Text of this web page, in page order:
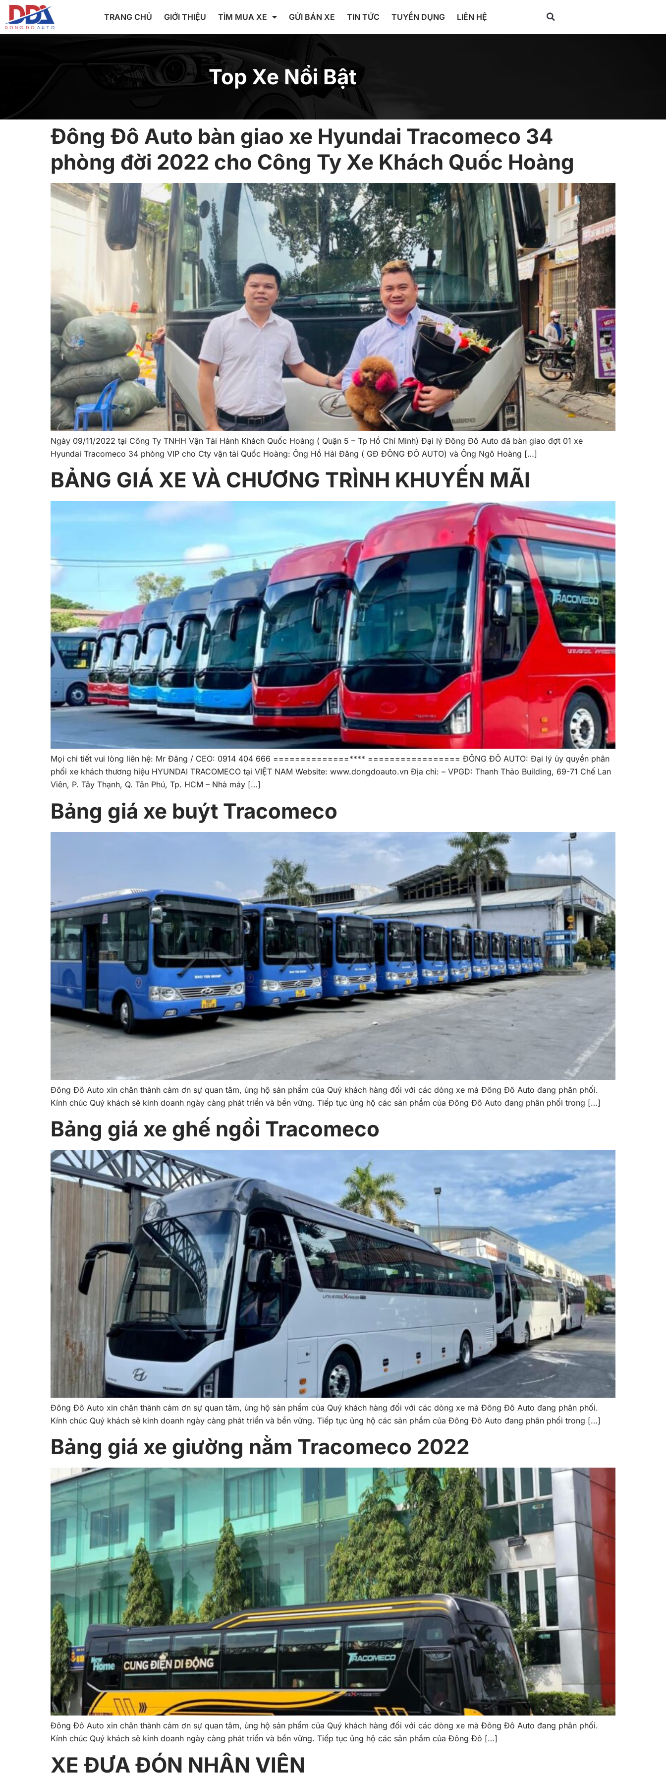
TRANG CHỦ GIỚI THIỆU TÌM MUA XE GỬI BÁN XE TIN TỨC TUYỂN DỤNG LIÊN HỆ
Top Xe Nổi Bật
Đông Đô Auto bàn giao xe Hyundai Tracomeco 34
phòng đời 2022 cho Công Ty Xe Khách Quốc Hoàng
Ngày 09/11/2022 tại Công Ty TNHH Vận Tải Hành Khách Quốc Hoàng ( Quận 5 – Tp Hồ Chí Minh) Đại lý Đông Đô Auto đã bàn giao đợt 01 xe
Hyundai Tracomeco 34 phòng VIP cho Cty vận tải Quốc Hoàng: Ông Hồ Hải Đăng ( GĐ ĐÔNG ĐÔ AUTO) và Ông Ngô Hoàng […]
BẢNG GIÁ XE VÀ CHƯƠNG TRÌNH KHUYẾN MÃI
Mọi chi tiết vui lòng liên hệ: Mr Đăng / CEO: 0914 404 666 ==============**** ================= ĐÔNG ĐÔ AUTO: Đại lý ủy quyền phân
phối xe khách thương hiệu HYUNDAI TRACOMECO tại VIỆT NAM Website: www.dongdoauto.vn Địa chỉ: – VPGD: Thanh Thảo Building, 69-71 Chế Lan
Viên, P. Tây Thạnh, Q. Tân Phú, Tp. HCM – Nhà máy […]
Bảng giá xe buýt Tracomeco
Đông Đô Auto xin chân thành cảm ơn sự quan tâm, ủng hộ sản phẩm của Quý khách hàng đối với các dòng xe mà Đông Đô Auto đang phân phối.
Kính chúc Quý khách sẽ kinh doanh ngày càng phát triển và bền vững. Tiếp tục ủng hộ các sản phẩm của Đông Đô Auto đang phân phối trong […]
Bảng giá xe ghế ngồi Tracomeco
Đông Đô Auto xin chân thành cảm ơn sự quan tâm, ủng hộ sản phẩm của Quý khách hàng đối với các dòng xe mà Đông Đô Auto đang phân phối.
Kính chúc Quý khách sẽ kinh doanh ngày càng phát triển và bền vững. Tiếp tục ủng hộ các sản phẩm của Đông Đô Auto đang phân phối trong […]
Bảng giá xe giường nằm Tracomeco 2022
Đông Đô Auto xin chân thành cảm ơn sự quan tâm, ủng hộ sản phẩm của Quý khách hàng đối với các dòng xe mà Đông Đô Auto đang phân phối.
Kính chúc Quý khách sẽ kinh doanh ngày càng phát triển và bền vững. Tiếp tục ủng hộ các sản phẩm của Đông Đô […]
XE ĐƯA ĐÓN NHÂN VIÊN